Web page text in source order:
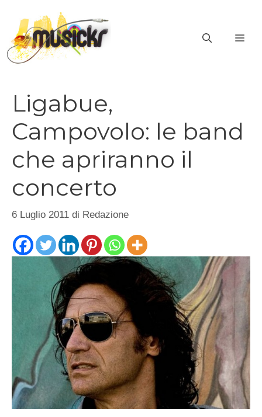
contenuto
Ligabue,
Campovolo: le band
che apriranno il
concerto
6 Luglio 2011 di Redazione